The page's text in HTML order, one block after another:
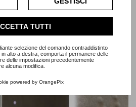
cookie completa.
TUTTI
selezione del comando contraddistinto
alto a destra, comporta il permanere delle
delle impostazioni precedentemente
alcuna modifica.
powered by OrangePix